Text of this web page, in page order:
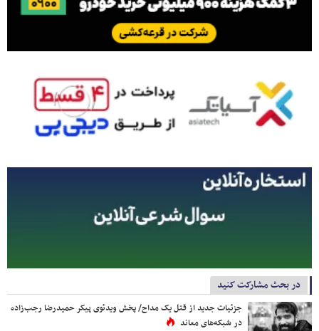
در بحث مشارکت کنید
جزئیات جدید از قتل یک مداح/ پخش ویدئوی پیکر حمیدرضا رجب‌زاده
در شبکه‌های معاند